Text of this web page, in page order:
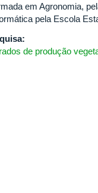
em Agronomia,
pela Escola
de produção